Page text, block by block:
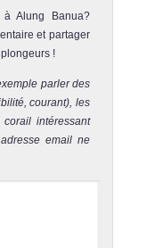
de plongée pour
noires, des
Notre avis
Lekuan I. C'est un
descendant dans
Alung Banua?
et partager
!
parler des
courant), les
intéressant
email ne